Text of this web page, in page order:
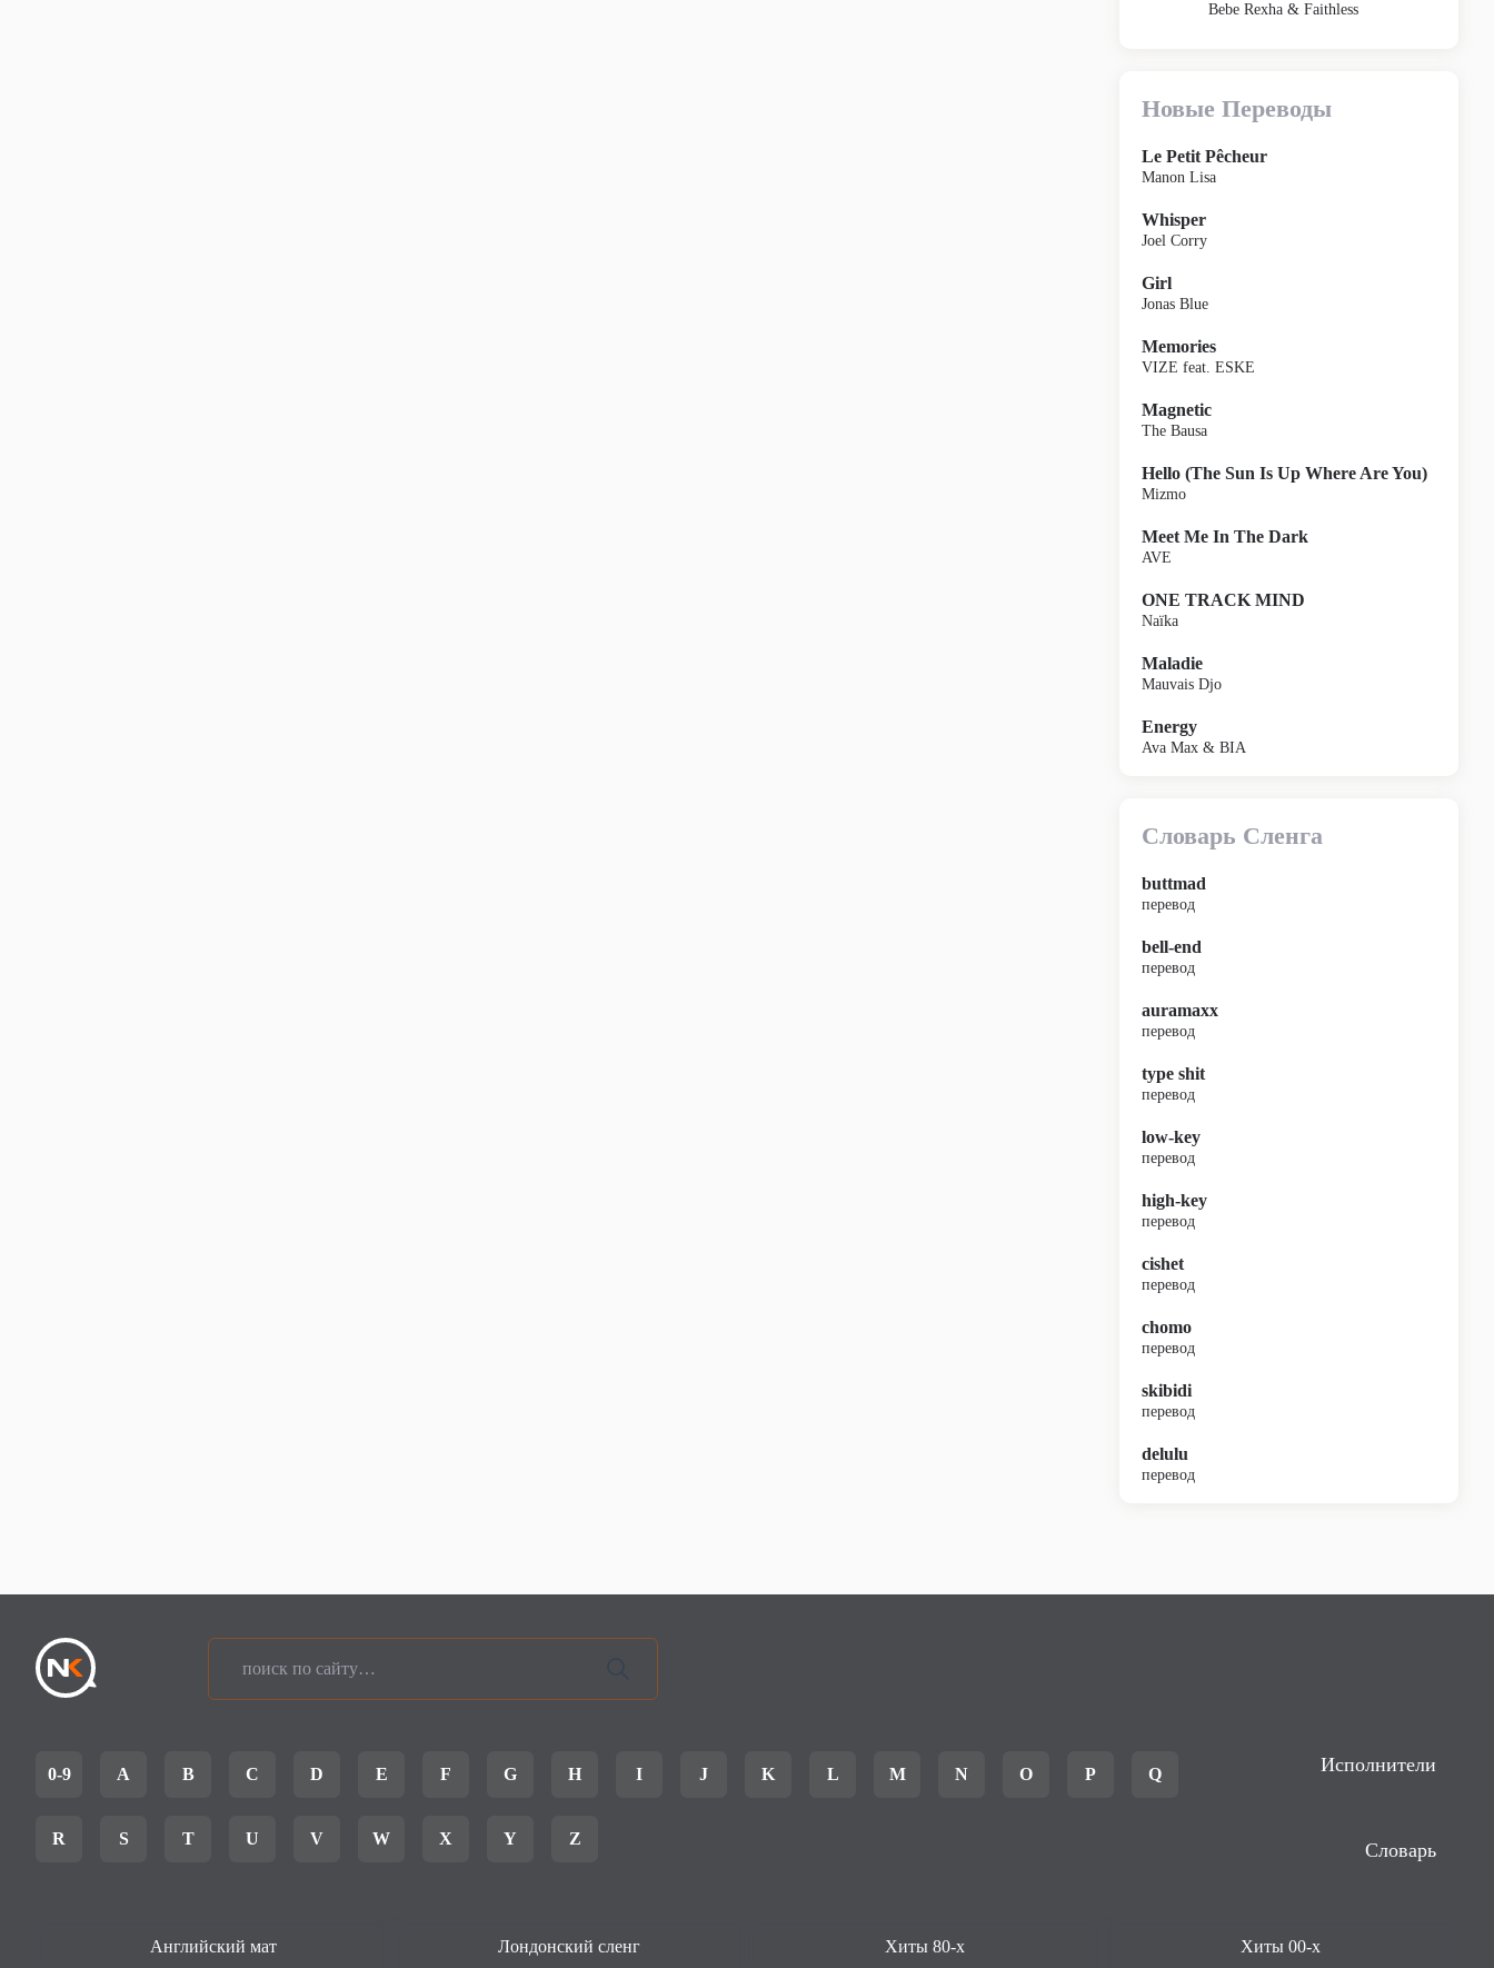
Bebe Rexha & Faithless
Новые Переводы
Le Petit Pêcheur
Manon Lisa
Whisper
Joel Corry
Girl
Jonas Blue
Memories
VIZE feat. ESKE
Magnetic
The Bausa
Hello (The Sun Is Up Where Are You)
Mizmo
Meet Me In The Dark
AVE
ONE TRACK MIND
Naïka
Maladie
Mauvais Djo
Energy
Ava Max & BIA
Словарь Сленга
buttmad
перевод
bell-end
перевод
auramaxx
перевод
type shit
перевод
low-key
перевод
high-key
перевод
cishet
перевод
chomo
перевод
skibidi
перевод
delulu
перевод
0-9 A B C D E F G H I J K L M N O P Q
R S T U V W X Y Z
Исполнители
Словарь
Английский мат Лондонский сленг Хиты 80-х Хиты 00-х